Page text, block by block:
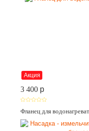
Акция
3 400 p
Фланец для